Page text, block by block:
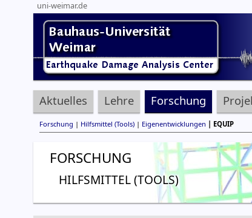
uni-weimar.de
Aktuelles Lehre Forschung
Forschung | Hilfsmittel (Tools)| Eigenentwicklungen | EQUIP
FORSCHUNG
HILFSMITTEL (TOOLS)